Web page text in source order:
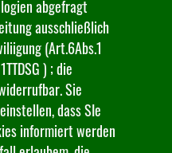
abgefragt
ausschließlich
(Art.6Abs.1
) ; die
Sie
dass SIe
informiert werden